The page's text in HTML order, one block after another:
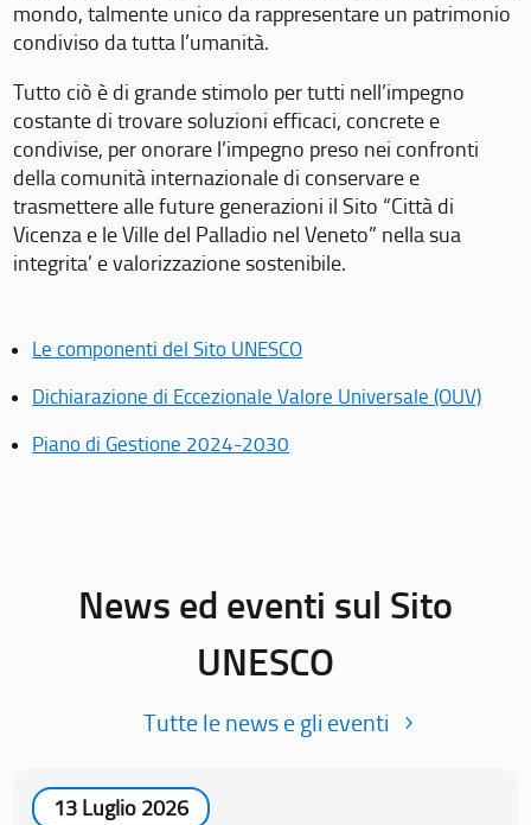
mondo, talmente unico da rappresentare un patrimonio
condiviso da tutta l’umanità.
Tutto ciò è di grande stimolo per tutti nell’impegno
costante di trovare soluzioni efficaci, concrete e
condivise, per onorare l’impegno preso nei confronti
della comunità internazionale di conservare e
trasmettere alle future generazioni il Sito “Città di
Vicenza e le Ville del Palladio nel Veneto” nella sua
integrita’ e valorizzazione sostenibile.
Le componenti del Sito UNESCO
Dichiarazione di Eccezionale Valore Universale (OUV)
Piano di Gestione 2024-2030
News ed eventi sul Sito
UNESCO
Tutte le news e gli eventi
13 Luglio 2026